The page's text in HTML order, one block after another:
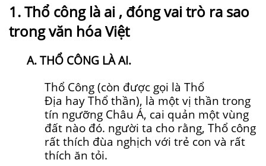
1. Thổ công là ai , đóng vai trò ra sao
trong văn hóa Việt
A. THỔ CÔNG LÀ AI.
Thổ Công (còn được gọi là Thổ
Địa hay Thổ thần), là một vị thần trong
tín ngưỡng Châu Á, cai quản một vùng
đất nào đó. người ta cho rằng, Thổ công
rất thích đùa nghịch với trẻ con và rất
thích ăn tỏi.